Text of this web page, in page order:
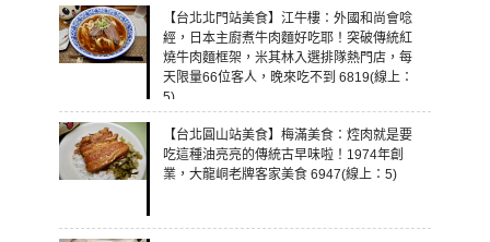
【台北北門站美食】江牛樓：外國和尚會唸
經，日本主廚煮牛肉麵好吃耶！突破傳統紅
燒牛肉麵框架，米其林入選排隊熱門店，每
天限量66位客人，晚來吃不到 6819(線上：
5)
【台北圓山站美食】梅滿美食：焢肉就是要
吃這種油亮亮的傳統古早味啦！1974年創
業，大龍峒老牌客家美食 6947(線上：5)